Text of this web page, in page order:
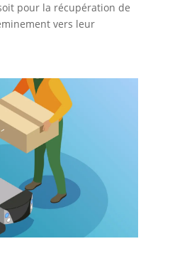
pour la récupération de
vers leur